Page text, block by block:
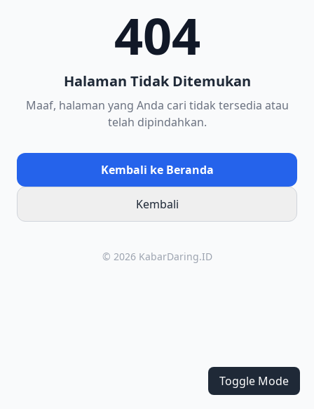
404
Halaman Tidak Ditemukan
Maaf, halaman yang Anda cari tidak tersedia atau
telah dipindahkan.
Kembali ke Beranda
Kembali
© 2026 KabarDaring.ID
Toggle Mode